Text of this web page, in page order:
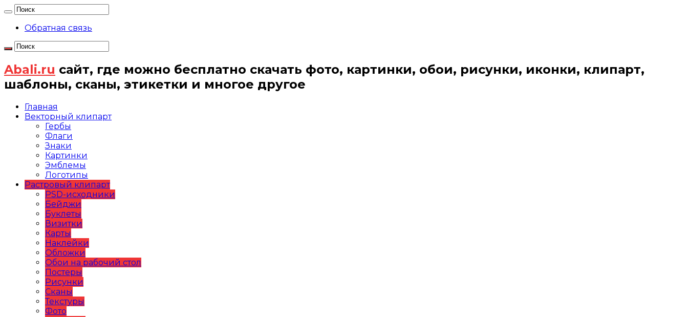
Обратная связь
Abali.ru сайт, где можно бесплатно скачать фото, картинки, обои, рисунки, иконки, клипарт,
шаблоны, сканы, этикетки и многое другое
Главная
Векторный клипарт
Гербы
Флаги
Знаки
Картинки
Эмблемы
Логотипы
Растровый клипарт
PSD-исходники
Бейджи
Буклеты
Визитки
Карты
Наклейки
Обложки
Обои на рабочий стол
Постеры
Рисунки
Сканы
Текстуры
Фото